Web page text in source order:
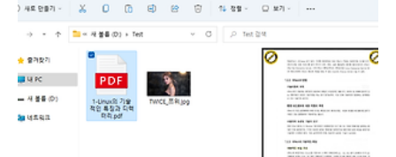
"C:\Program Files\WindowsApps" 폴더 내의 특정 프로세스가 동
작 중인 경우 동일한 방식으로 접근이 가능하였습니다.
"C:\Program Files\WindowsApps" 폴더에 접근할 수 없는 근본적
인 문제는 폴더 소유자가 TrustedInstaller 권한으로 인한 문제로
인터넷 상에서는 대부분이 폴더 권한 자체를 변경하여 접근하는 방
법을..